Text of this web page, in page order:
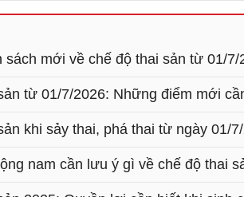
sách mới về chế độ thai sản từ 01/7/
từ 01/7/2026: Những điểm mới
khi sảy thai, phá thai từ ngày 01/
nam cần lưu ý gì về chế độ thai